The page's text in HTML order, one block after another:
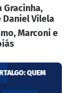
Gracinha,
Daniel Vilela
Marconi e
QUEM